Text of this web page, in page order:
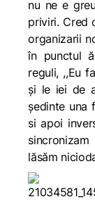
nu ne e
priviri. Cred
organizarii
în punctul
reguli, ,,Eu
și le iei de
ședinte una
si apoi
lăsăm